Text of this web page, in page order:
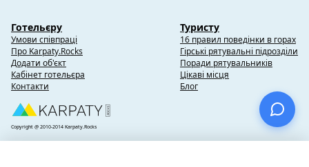
Готельєру
Умови співпраці
Про Karpaty.Rocks
Додати об'єкт
Кабінет готельєра
Контакти
Туристу
16 правил поведінки в горах
Гірські рятувальні підрозділи
Поради рятувальників
Цікаві місця
Блог
Copyright @ 2010-2014 Karpaty.Rocks